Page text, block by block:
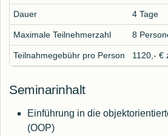
Dauer 4 Tage
Maximale Teilnehmerzahl 8
Teilnahmegebühr pro Person 1120,- €
Seminarinhalt
Einführung in die
(OOP)